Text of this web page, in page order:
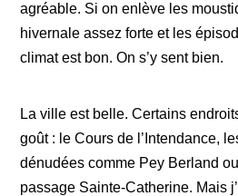
agréable. Si on enlève les
hivernale assez forte et les
climat est bon. On s’y sent bien.
La ville est belle. Certains
goût : le Cours de l’Intendance,
dénudées comme Pey Berland
passage Sainte-Catherine. Mais